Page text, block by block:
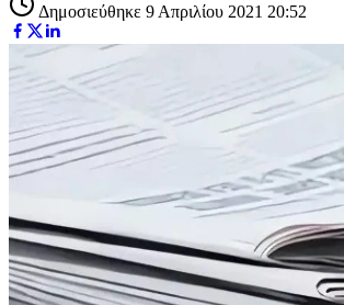
Δημοσιεύθηκε 9 Απριλίου 2021 20:52